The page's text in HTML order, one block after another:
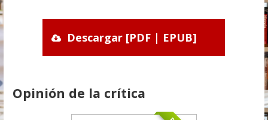
Descargar [PDF | EPUB]
Opinión de la crítica